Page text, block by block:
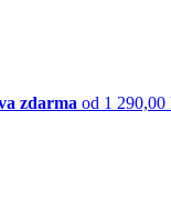
zdarma od 1 290,00